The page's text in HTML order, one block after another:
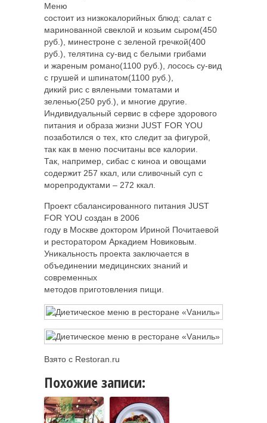
Меню
состоит из низкокалорийных блюд: салат с
маринованной свеклой и козьим сыром(450
руб.), минестроне с зеленой гречкой(400
руб.), телятина су-вид с белыми грибами
и жареным романо(1100 руб.), лосось су-вид
с грушей и шпинатом(1100 руб.),
дикий рис с вялеными томатами и
зеленью(250 руб.), и многие другие.
Индивидуальный сервис в сфере здорового
питания и образа жизни JUST FOR YOU
позаботился о тех, кто следит за фигурой,
так как в меню посчитаны все калории.
Так, например, сибас с киноа и овощами
содержит 257 ккал, или сливочный суп с
морепродуктами – 272 ккал.
Проект сбалансированного питания JUST
FOR YOU создан в 2006
году в Москве доктором Ириной Почитаевой
и ресторатором Аркадием Новиковым.
Уникальность проекта заключается в
объединении медицинских знаний и
современных
методов приготовления пищи.
Взято с Restoran.ru
Похожие записи: